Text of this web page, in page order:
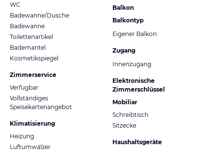
WC
Badewanne/Dusche
Badewanne
Toilettenartikel
Bademantel
Kosmetikspiegel
Zimmerservice
Verfügbar
Vollständiges
Speisekartenangebot
Klimatisierung
Heizung
Luftumwälzer
Balkon
Balkontyp
Eigener Balkon
Zugang
Innenzugang
Elektronische
Zimmerschlüssel
Mobiliar
Schreibtisch
Sitzecke
Haushaltsgeräte